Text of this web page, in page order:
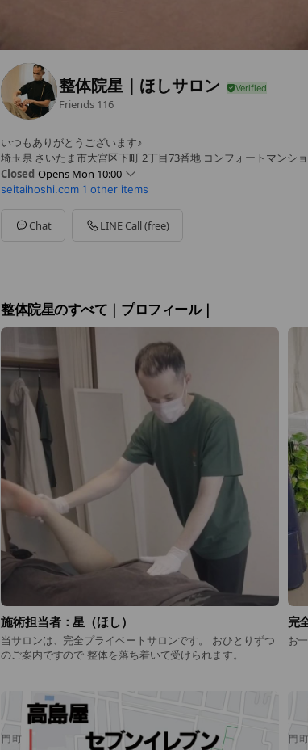
整体院星｜ほしサロン
Friends 116
いつもありがとうございます♪
埼玉県 さいたま市大宮区下町 2丁目73番地 コンフォートマンシ
Closed Opens Mon 10:00
SunClosed
Tue10:00 - 21:00
不定休：1月のお休み（火曜、木曜、他）
seitaihoshi.com 1 other items
Chat LINE Call (free)
整体院星のすべて｜プロフィール｜
施術担当者：星（ほし）
当サロンは、完全プライベートサロンです。 おひとりずつ
のご案内ですので 整体を落ち着いて受けられます。
完
お